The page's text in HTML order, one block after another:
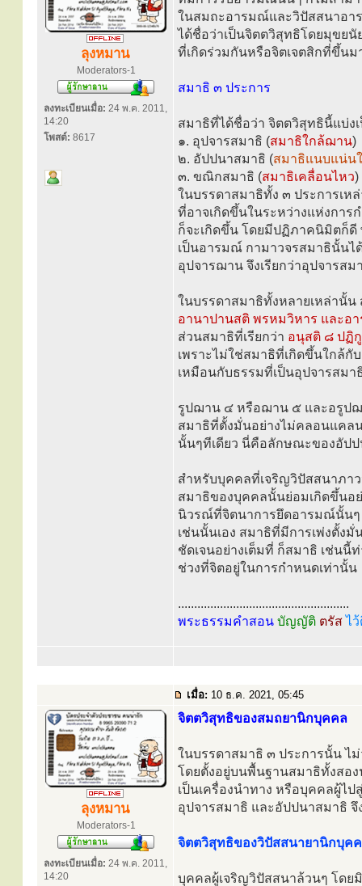
ลุงหมาน
Moderators-1
ลงทะเบียนเมื่อ: 24 พ.ค. 2011,
14:20
โพสต์: 8617
ในสมถะอารมณ์และวิปัสสนาอา
ได้ชื่อว่าเป็นจิตตวิสุทธิโดยมุขยนั
ที่เกิดร่วมกันหรือจิตเจตสิกที่ขึ้น
สมาธิ ๓ ประการ
สมาธิที่ได้ชื่อว่า จิตตวิสุทธินี้แบ่ง
๑. อุปจารสมาธิ (สมาธิใกล้ฌาน)
๒. อัปปนาสมาธิ (สมาธิแนบแน่น
๓. ขณิกสมาธิ (สมาธิเคลื่อนไหว)
ในบรรดาสมาธิทั้ง ๓ ประการเ
ที่อาจเกิดขึ้นในระหว่างแห่งกา
ก็จะเกิดขึ้น โดยมีปฏิภาคนิมิตก็
เป็นอารมณ์ กามาวจรสมาธินั้นไ
อุปจารฌาน จึงเรียกว่าอุปจารสม
ในบรรดาสมาธิทั้งหลายเหล่านั้
อานาปานสติ พรหมวิหาร และอ
ส่วนสมาธิที่เรียกว่า อนุสติ ๘ ปฏิ
เพราะไม่ใช่สมาธิที่เกิดขึ้นใกล้
เหมือนกับธรรมที่เป็นอุปจารสมา
รูปฌาน ๔ หรือฌาน ๕ และอรูปฌ
สมาธิที่ตั้งมั่นอย่างไม่คลอนแคล
นั้นๆทีเดียว นี่คือลักษณะของอัป
สำหรับบุคคลที่เจริญวิปัสสนาภา
สมาธิของบุคคลนั้นย่อมเกิดขึ้นอย่
นิวรณ์ที่จิตนาการยึดอารมณ์นั้นๆ
เช่นนั้นเอง สมาธิที่มีการเพ่งตั้ง
ชัดเจนอย่างเต็มที่ ก็สมาธิ เช่นนี้ท่
ช่วงที่จิตอยู่ในการกำหนดเท่านั้น
.....................................................
พระธรรมคำสอน บัญญัติ ตรัสไ
เมื่อ: 10 ธ.ค. 2021, 05:45
ลุงหมาน
Moderators-1
ลงทะเบียนเมื่อ: 24 พ.ค. 2011,
14:20
จิตตวิสุทธิของสมถยานิกบุคคล
ในบรรดาสมาธิ ๓ ประการนั้น ไ
โดยตั้งอยู่บนพื้นฐานสมาธิทั้งสอ
เป็นเครื่องนำทาง หรือบุคคลผู้ไ
อุปจารสมาธิ และอัปปนาสมาธิ
จิตตวิสุทธิของวิปัสสนายานิกบุค
บุคคลผู้เจริญวิปัสสนาล้วนๆ โดย